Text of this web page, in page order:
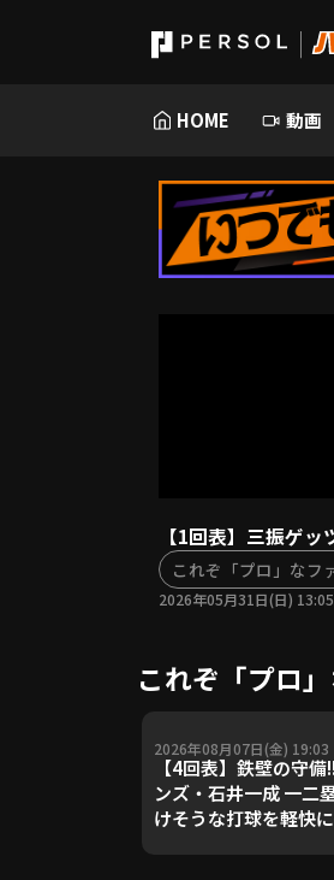
HOME 動画
【1回表】三振ゲ
これぞ「プロ」なフ
2026年05月31日(日) 13:05
これぞ「プロ
2026年08月07日(金) 19:03
【4回表】鉄壁の守備
ンズ・石井一成 一二
けそうな打球を軽快